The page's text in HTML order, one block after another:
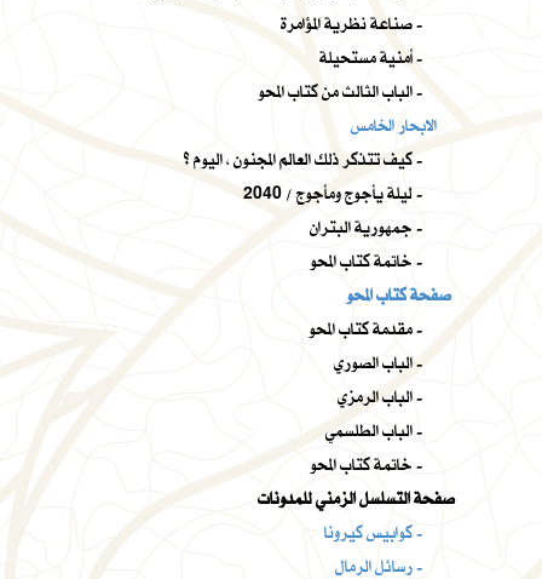
صناعة نظرية المؤامرة -
أمنية مستحيلة -
الباب الثالث من كتاب المحو -
الابحار الخامس
كيف تتذكر ذلك العالم المجنون ، اليوم ؟ -
ليلة يأجوج ومأجوج / 2040 -
جمهورية البتران -
خاتمة كتاب المحو -
صفحة كتاب المحو
مقدمة كتاب المحو -
الباب الصوري -
الباب الرمزي -
الباب الطلسمي -
خاتمة كتاب المحو -
صفحة التسلسل الزمني للمدونات
كوابيس كيرونا -
رسائل الرمال -